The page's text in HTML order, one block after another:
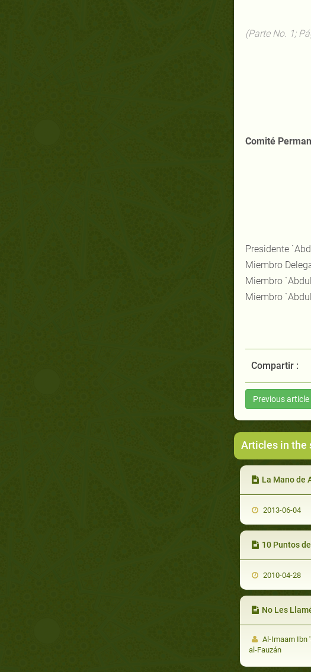
(Parte No. 1;
Comité
Presidente
Miembro
Miembro
Miembro
Compartir :
Previous article
Articles in the
La Mano de
2013-06-04
10 Puntos de la
2010-04-28
No Les
Al-Imaam Ibn
al-Fauzán